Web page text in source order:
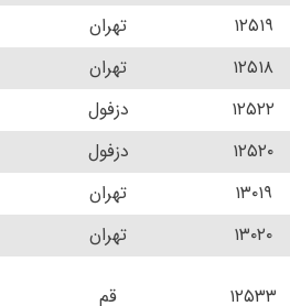
۱۲۵۱۹
تهران
۱۲۵۱۸
تهران
۱۲۵۲۲
دزفول
۱۲۵۲۰
دزفول
۱۳۰۱۹
تهران
۱۳۰۲۰
تهران
۱۲۵۳۳ قم